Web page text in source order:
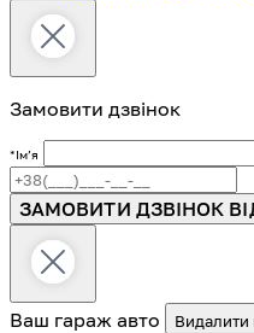
Замовити дзвінок
*Імʼя
ЗАМОВИТИ ДЗВІНОК
Ваш гараж авто Видалити